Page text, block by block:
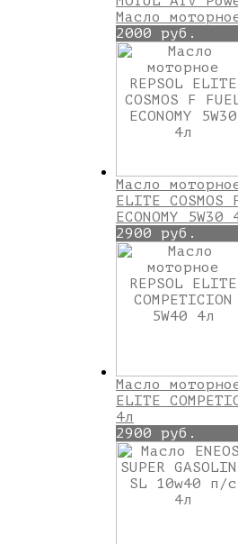
Масло
2000 руб.
Масло
ELITE COSMOS
ECONOMY 5W30
2900 руб.
Масло
ELITE
4л
2900 руб.